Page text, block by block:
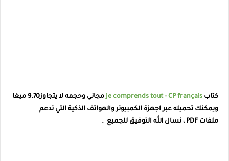
كتاب je comprends tout - CP français
مجاني وحجمه لا يتجاوز9.70 ميغا
ويمكنك تحميله عبر اجهزة الكمبيوتر والهواتف الذكية التي تدعم
ملفات PDF ، نسال الله التوفيق للجميع .